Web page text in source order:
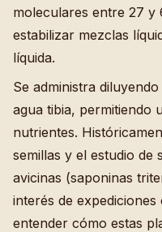
moleculares entre 27 y
estabilizar mezclas
líquida.
Se administra
agua tibia, permitiendo
nutrientes.
semillas y el estudio de
avicinas (saponinas
interés de
entender cómo estas